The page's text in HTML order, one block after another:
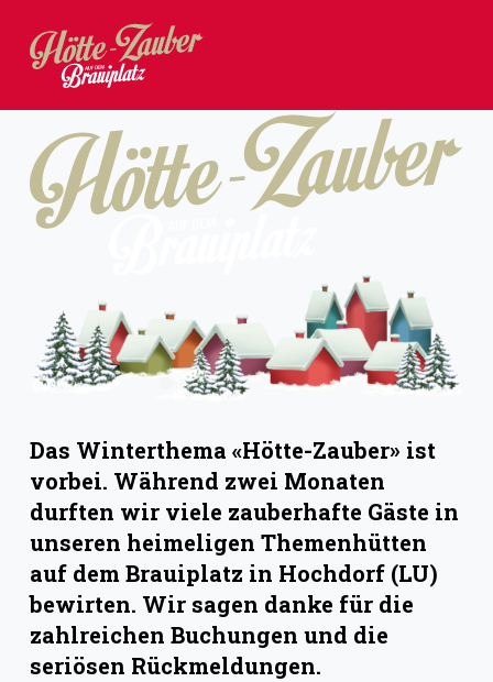
u
n
h
n
g
e
n
Das Winterthema «Hötte-Zauber» ist
vorbei. Während zwei Monaten
durften wir viele zauberhafte Gäste in
unseren heimeligen Themenhütten
auf dem Brauiplatz in Hochdorf (LU)
bewirten. Wir sagen danke für die
zahlreichen Buchungen und die
seriösen Rückmeldungen.